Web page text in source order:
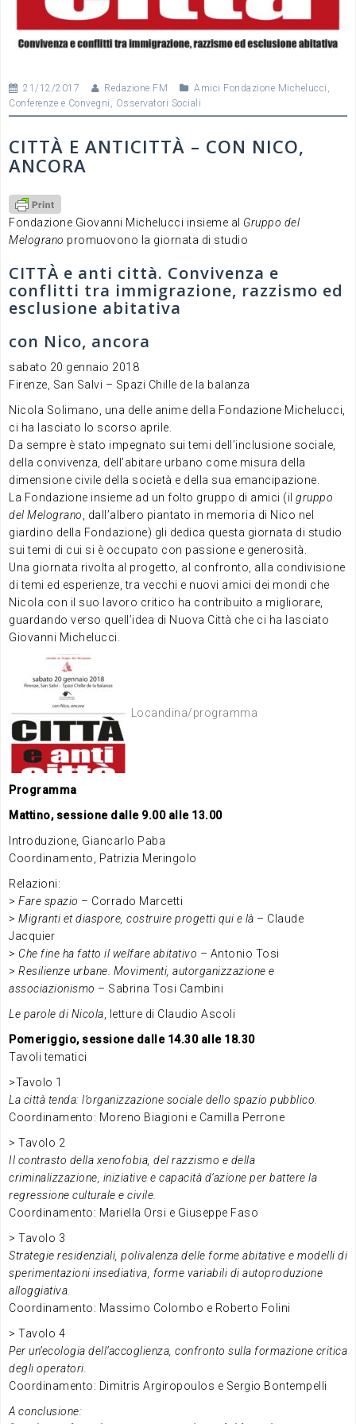
21/12/2017 Redazione FM Amici Fondazione Michelucci ,
Conferenze e Convegni , Osservatori Sociali
CITTÀ E ANTICITTÀ – CON NICO,
ANCORA
Fondazione Giovanni Michelucci insieme al Gruppo del
Melograno promuovono la giornata di studio
CITTÀ e anti città. Convivenza e
conflitti tra immigrazione, razzismo ed
esclusione abitativa
con Nico, ancora
sabato 20 gennaio 2018
Firenze, San Salvi – Spazi Chille de la balanza
Nicola Solimano, una delle anime della Fondazione Michelucci,
ci ha lasciato lo scorso aprile.
Da sempre è stato impegnato sui temi dell’inclusione sociale,
della convivenza, dell’abitare urbano come misura della
dimensione civile della società e della sua emancipazione.
La Fondazione insieme ad un folto gruppo di amici (il gruppo
del Melograno, dall’albero piantato in memoria di Nico nel
giardino della Fondazione) gli dedica questa giornata di studio
sui temi di cui si è occupato con passione e generosità.
Una giornata rivolta al progetto, al confronto, alla condivisione
di temi ed esperienze, tra vecchi e nuovi amici dei mondi che
Nicola con il suo lavoro critico ha contribuito a migliorare,
guardando verso quell’idea di Nuova Città che ci ha lasciato
Giovanni Michelucci.
Locandina/programma
Programma
Mattino, sessione dalle 9.00 alle 13.00
Introduzione, Giancarlo Paba
Coordinamento, Patrizia Meringolo
Relazioni:
> Fare spazio – Corrado Marcetti
> Migranti et diaspore, costruire progetti qui e là – Claude
Jacquier
> Che fine ha fatto il welfare abitativo – Antonio Tosi
> Resilienze urbane. Movimenti, autorganizzazione e
associazionismo – Sabrina Tosi Cambini
Le parole di Nicola, letture di Claudio Ascoli
Pomeriggio, sessione dalle 14.30 alle 18.30
Tavoli tematici
>Tavolo 1
La città tenda: l’organizzazione sociale dello spazio pubblico.
Coordinamento: Moreno Biagioni e Camilla Perrone
> Tavolo 2
Il contrasto della xenofobia, del razzismo e della
criminalizzazione, iniziative e capacità d’azione per battere la
regressione culturale e civile.
Coordinamento: Mariella Orsi e Giuseppe Faso
> Tavolo 3
Strategie residenziali, polivalenza delle forme abitative e modelli di
sperimentazioni insediativa, forme variabili di autoproduzione
alloggiativa.
Coordinamento: Massimo Colombo e Roberto Folini
> Tavolo 4
Per un’ecologia dell’accoglienza, confronto sulla formazione critica
degli operatori.
Coordinamento: Dimitris Argiropoulos e Sergio Bontempelli
A conclusione: